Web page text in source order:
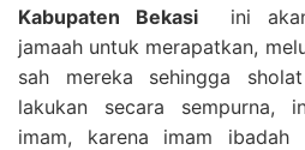
Kabupaten Bekasiini akan
jamaah untuk merapatkan,
sah mereka sehingga
lakukan secara sempurna,
imam, karena imam